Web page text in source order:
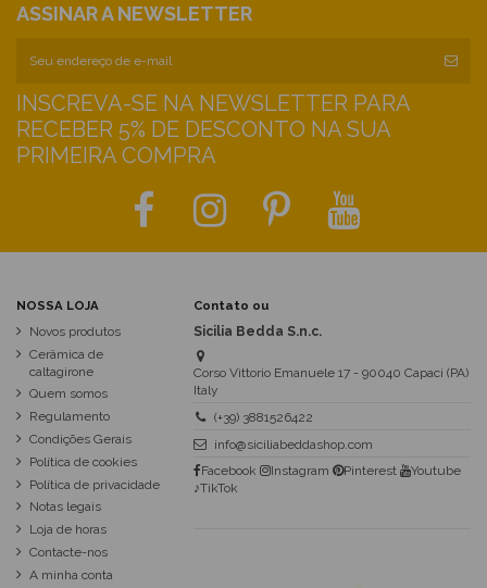
ASSINAR A NEWSLETTER
INSCREVA-SE NA NEWSLETTER PARA
RECEBER 5% DE DESCONTO NA SUA
PRIMEIRA COMPRA
NOSSA LOJA
Novos produtos
Cerâmica de
caltagirone
Quem somos
Regulamento
Condições Gerais
Política de cookies
Política de privacidade
Notas legais
Loja de horas
Contacte-nos
A minha conta
Contato ou
Sicilia Bedda S.n.c.
Corso Vittorio Emanuele 17 - 90040 Capaci (PA)
Italy
(+39) 3881526422
info@siciliabeddashop.com
Facebook
Instagram Pinterest
Youtube
♪TikTok